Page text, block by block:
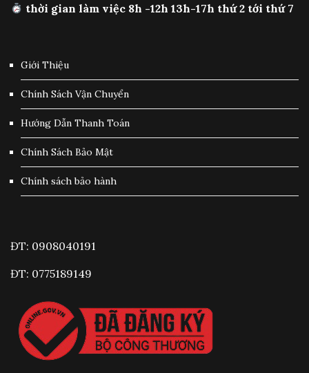
thời gian làm việc 8h -12h 13h-17h thứ 2 tới thứ 7
Giới Thiệu
Chính Sách Vận Chuyển
Hướng Dẫn Thanh Toán
Chính Sách Bảo Mật
Chính sách bảo hành
ĐT: 0908040191
ĐT: 0775189149